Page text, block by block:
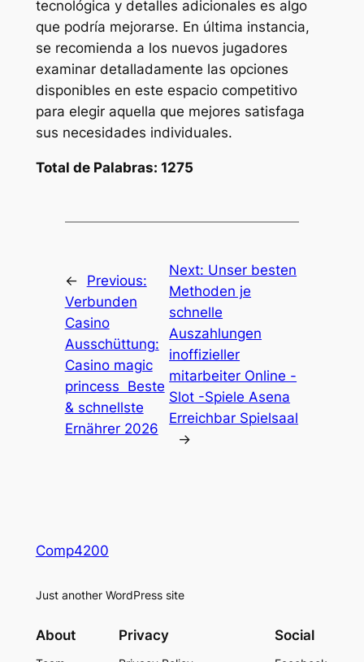
tecnológica y detalles adicionales es algo
que podría mejorarse. En última instancia,
se recomienda a los nuevos jugadores
examinar detalladamente las opciones
disponibles en este espacio competitivo
para elegir aquella que mejores satisfaga
sus necesidades individuales.
Total de Palabras: 1275
←
Previous:
Verbunden
Casino
Ausschüttung:
Casino magic
princess ️ Beste
& schnellste
Ernährer 2026
Next: Unser besten
Methoden je
schnelle
Auszahlungen
inoffizieller
mitarbeiter Online -
Slot -Spiele Asena
Erreichbar Spielsaal
→
Comp4200
Just another WordPress site
About Privacy Social